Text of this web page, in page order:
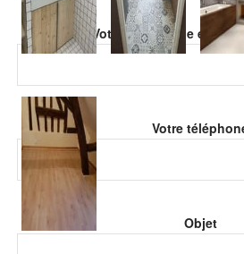
Votre adresse de email
Votre
Objet